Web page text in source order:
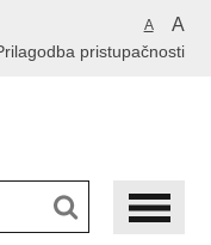
A A
pristupačnosti